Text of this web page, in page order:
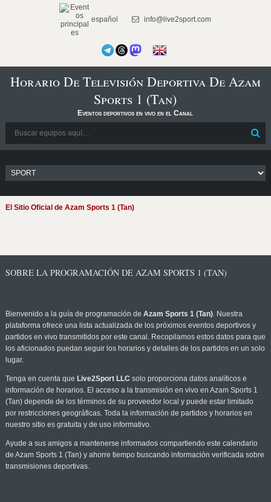
español info@live2sport.com
Horario De Televisión Deportiva De Azam
Sports 1 (Tan)
Eventos deportivos en vivo en el Canal
El Sitio Oficial de Azam Sports 1 (Tan)
SOBRE LA PROGRAMACIÓN DE AZAM SPORTS 1 (TAN)
Bienvenido a la guía de programación de Azam Sports 1 (Tan). Nuestra
plataforma ofrece una lista actualizada de los próximos eventos deportivos y
partidos en vivo transmitidos por este canal. Recopilamos estos datos para que
los aficionados puedan seguir los horarios y detalles de los partidos en un solo
lugar.
Tenga en cuenta que Live2Sport LLC solo proporciona datos analíticos e
información de horarios. El acceso a la transmisión en vivo en Azam Sports 1
(Tan) depende de los términos de su proveedor local y puede estar limitado
por restricciones geográficas. Toda la información de partidos y horarios en
nuestro sitio es gratuita y de uso informativo.
Ayude a sus amigos a mantenerse informados compartiendo este calendario
de Azam Sports 1 (Tan) y ahorre tiempo buscando información verificada sobre
transmisiones deportivas.